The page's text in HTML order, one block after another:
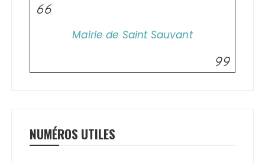
Mairie de Saint Sauvant
NUMÉROS UTILES